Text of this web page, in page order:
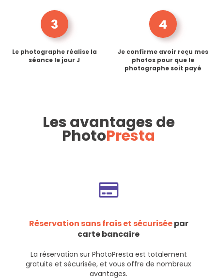
3
Le photographe réalise la
séance le jour J
4
Je confirme avoir reçu mes
photos pour que le
photographe soit payé
Les avantages de
PhotoPresta
Réservation sans frais et sécuriséepar
carte bancaire
La réservation sur PhotoPresta est totalement
gratuite et sécurisée, et vous offre de nombreux
avantages.